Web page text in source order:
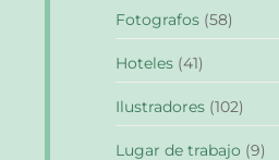
Fotografos (58)
Hoteles (41)
Ilustradores (102)
Lugar de trabajo (9)